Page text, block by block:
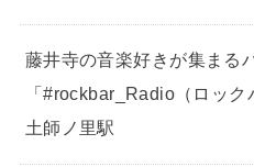
藤井寺の音楽好きが集まる
「#rockbar_Radio（ロッ
土師ノ里駅